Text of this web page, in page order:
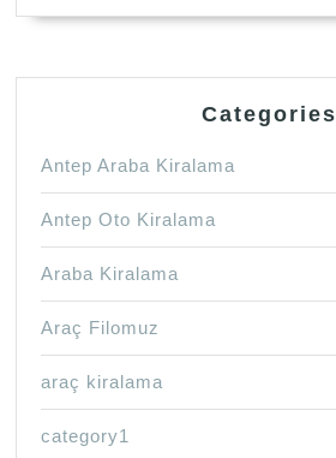
Categories
Antep Araba Kiralama
Antep Oto Kiralama
Araba Kiralama
Araç Filomuz
araç kiralama
category1